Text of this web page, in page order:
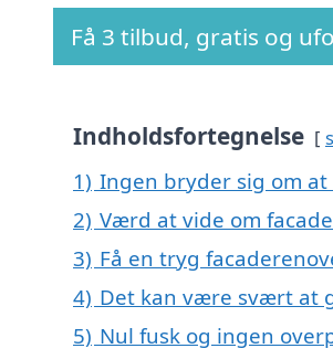
Få 3 tilbud, gratis og
Indholdsfortegnelse
1) Ingen bryder sig om
2) Værd at vide om
3) Få en tryg
4) Det kan være svært at
5) Nul fusk og ingen